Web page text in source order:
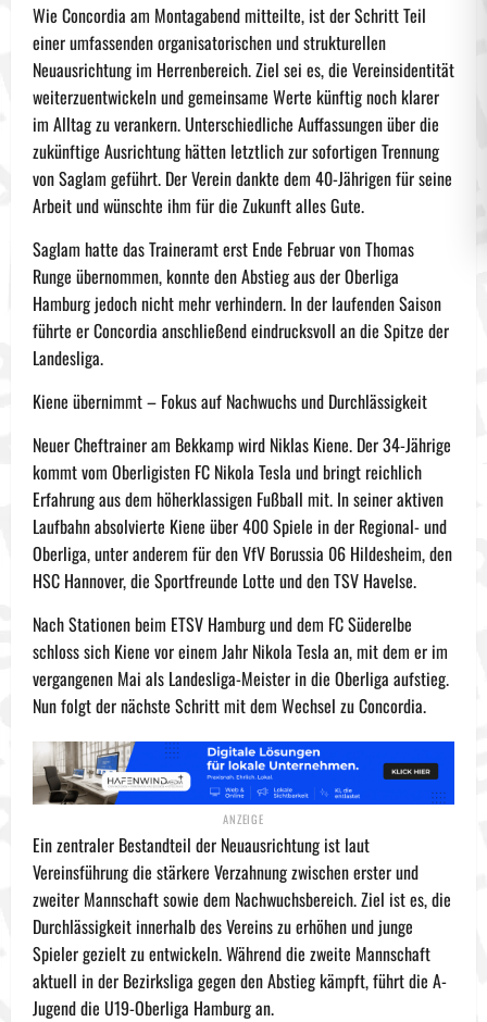
Wie Concordia am Montagabend mitteilte, ist der Schritt Teil
einer umfassenden organisatorischen und strukturellen
Neuausrichtung im Herrenbereich. Ziel sei es, die Vereinsidentität
weiterzuentwickeln und gemeinsame Werte künftig noch klarer
im Alltag zu verankern. Unterschiedliche Auffassungen über die
zukünftige Ausrichtung hätten letztlich zur sofortigen Trennung
von Saglam geführt. Der Verein dankte dem 40-Jährigen für seine
Arbeit und wünschte ihm für die Zukunft alles Gute.
Saglam hatte das Traineramt erst Ende Februar von Thomas
Runge übernommen, konnte den Abstieg aus der Oberliga
Hamburg jedoch nicht mehr verhindern. In der laufenden Saison
führte er Concordia anschließend eindrucksvoll an die Spitze der
Landesliga.
Kiene übernimmt – Fokus auf Nachwuchs und Durchlässigkeit
Neuer Cheftrainer am Bekkamp wird Niklas Kiene. Der 34-Jährige
kommt vom Oberligisten FC Nikola Tesla und bringt reichlich
Erfahrung aus dem höherklassigen Fußball mit. In seiner aktiven
Laufbahn absolvierte Kiene über 400 Spiele in der Regional- und
Oberliga, unter anderem für den VfV Borussia 06 Hildesheim, den
HSC Hannover, die Sportfreunde Lotte und den TSV Havelse.
Nach Stationen beim ETSV Hamburg und dem FC Süderelbe
schloss sich Kiene vor einem Jahr Nikola Tesla an, mit dem er im
vergangenen Mai als Landesliga-Meister in die Oberliga aufstieg.
Nun folgt der nächste Schritt mit dem Wechsel zu Concordia.
Ein zentraler Bestandteil der Neuausrichtung ist laut
Vereinsführung die stärkere Verzahnung zwischen erster und
zweiter Mannschaft sowie dem Nachwuchsbereich. Ziel ist es, die
Durchlässigkeit innerhalb des Vereins zu erhöhen und junge
Spieler gezielt zu entwickeln. Während die zweite Mannschaft
aktuell in der Bezirksliga gegen den Abstieg kämpft, führt die A-
Jugend die U19-Oberliga Hamburg an.